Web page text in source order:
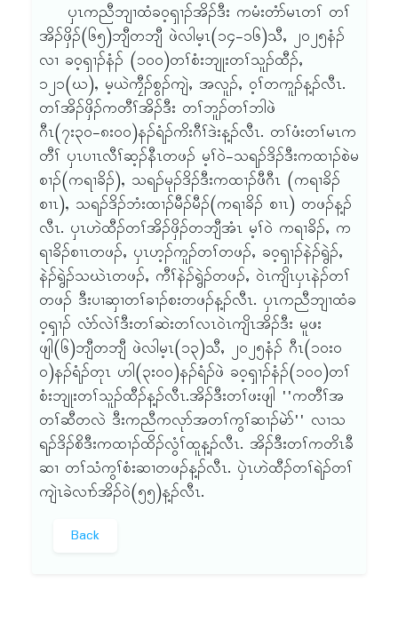
ၦၤကညီဘျၢထံခဝ့ၡၢၣ်အိၣ်ဒီး ကမံးတံာ်မၤတၢ် တၢ်
အိၣ်ဖှိၣ်(၆၅)ဘျီတဘျီ ဖဲလါမ့ၤ(၁၄-၁၆)သီႇ ၂ဝ၂၅နံၣ်
လၢ ခဝ့ၡၢၣ်နံၣ် (၁ဝဝ)တၢ်စံးဘျုးတၢ်သူၣ်ထီၣ်ႇ
၁၂၁(ဃ), မ့ယဲကၠီၣ်စွၣ်ကျဲႇ အလူၣ်ႇ ဝ့ၢ်တကူၣ်န့ၣ်လီၤ.
တၢ်အိၣ်ဖှိၣ်ကတီၢ်အိၣ်ဒီး တၢ်ဘူၣ်တၢ်ဘါဖဲ
ဂီၤ(၇း၃ဝ-၈းဝဝ)နၣ်ရံၣ်ကိးဂီၢ်ဒဲးန့ၣ်လီၤ. တၢ်ဖံးတၢ်မၤက
တီၢ် ၦၤပၢၤလီၢ်ဆ့ၣ်နီၤတဖၣ် မ့ၢ်ဝဲ-သရၣ်ဒိၣ်ဒီးကထၢၣ်စဲမ
စၢၣ်(ကရၢခိၣ်), သရၣ်မုၣ်ဒိၣ်ဒီးကထၢၣ်ဖီဂီၤ (ကရၢခိၣ်
စၢၤ), သရၣ်ဒိၣ်ဘံးထၢၣ်မီၣ်မီၣ်(ကရၢခိၣ် စၢၤ) တဖၣ်န့ၣ်
လီၤ. ၦၤဟဲထီၣ်တၢ်အိၣ်ဖှိၣ်တဘျီအံၤ မ့ၢ်ဝဲ ကရၢခိၣ်ႇ က
ရၢခိၣ်စၢၤတဖၣ်ႇ ၦၤဟ့ၣ်ကူၣ်တၢ်တဖၣ်ႇ ခဝ့ၡၢၣ်နဲၣ်ရွဲၣ်ႇ
နဲၣ်ရွဲၣ်သဃဲၤတဖၣ်ႇ ကီၢ်နဲၣ်ရွဲၣ်တဖၣ်ႇ ဝဲၤကျိၤၦၤနဲၣ်တၢ်
တဖၣ် ဒီးပၢဆှၢတၢ်ခၢၣ်စးတဖၣ်န့ၣ်လီၤ. ၦၤကညီဘျၢထံခ
ဝ့ၡၢၣ် လံာ်လဲၢ်ဒီးတၢ်ဆဲးတၢ်လၤဝဲၤကျိၤအိၣ်ဒီး မူဖး
ဖျါ(၆)ဘျီတဘျီ ဖဲလါမ့ၤ(၁၃)သီႇ ၂ဝ၂၅နံၣ် ဂီၤ(၁ဝးဝ
ဝ)နၣ်ရံၣ်တုၤ ဟါ(၃းဝဝ)နၣ်ရံၣ်ဖဲ ခဝ့ၡၢၣ်နံၣ်(၁ဝဝ)တၢ်
စံးဘျုးတၢ်သူၣ်ထီၣ်န့ၣ်လီၤ.အိၣ်ဒီးတၢ်ဖးဖျါ ''ကတီၢ်အ
တၢ်ဆီတလဲ ဒီးကညီကလုာ်အတၢ်ကွၢ်ဆၢၣ်မဲာ်'' လၢသ
ရၣ်ဒိၣ်စိဒီးကထၢၣ်ထိၣ်လွံၢ်ထူန့ၣ်လီၤ. အိၣ်ဒီးတၢ်ကတိၤခီ
ဆၢ တၢ်သံကွၢ်စံးဆၢတဖၣ်န့ၣ်လီၤ. ၦဲၤဟဲထီၣ်တၢ်ရဲၣ်တၢ်
ကျဲၤခဲလၢာ်အိၣ်ဝဲ(၅၅)န့ၣ်လီၤ.
Back